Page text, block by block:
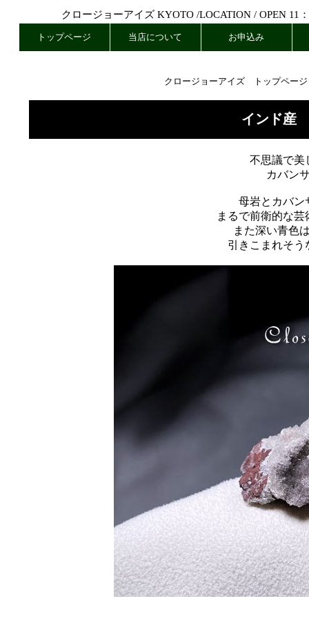
クロージョーアイズ KYOTO /LOCATION / OPEN 11
トップページ 当店について お申込み
クロージョーアイズ トップページ
インド産
不思議で美
カバン
母岩とカバン
まるで前衛的な
また深い青色
引きこまれそう